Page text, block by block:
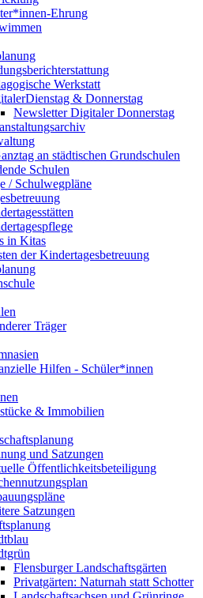
Ehrung
Werkstatt
& Donnerstag
Newsletter Digitaler Donnerstag
an städtischen Grundschulen
Schulen
/ Schulwegpläne
in Kitas
der Kindertagesbetreuung
Träger
Hilfen - Schüler*innen
& Immobilien
und Satzungen
Öffentlichkeitsbeteiligung
Satzungen
Flensburger Landschaftsgärten
Privatgärten: Naturnah statt Schotter